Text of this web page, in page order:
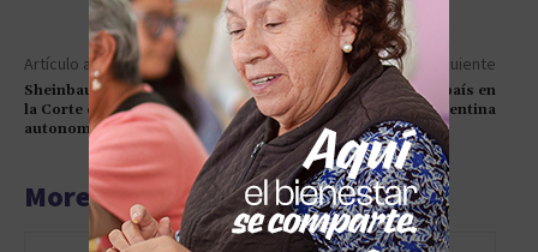
Artículo anterior
Sheinbaum propone quitar a
la Corte el control sobre la
autonomía judicial
Artículo siguiente
Cae el riesgo país en
Argentina
More articles